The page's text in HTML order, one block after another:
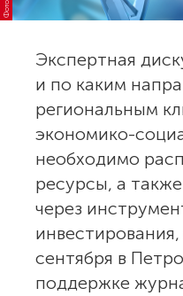
Экспертная
и по каким
региональным
экономико-
необходимо
ресурсы, а
через
сентября в
поддержке